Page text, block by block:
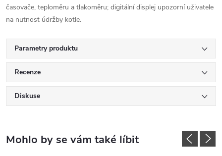
časovače, teploměru a tlakoměru; digitální displej upozorní uživatele
na nutnost údržby kotle.
Parametry produktu
Recenze
Diskuse